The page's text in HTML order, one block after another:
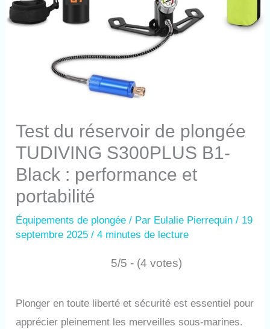
Test du réservoir de plongée
TUDIVING S300PLUS B1-
Black : performance et
portabilité
Équipements de plongée / Par Eulalie Pierrequin/ 19
septembre 2025/4 minutes de lecture
5/5 - (4 votes)
Plonger en toute liberté et sécurité est essentiel pour
apprécier pleinement les merveilles sous-marines.